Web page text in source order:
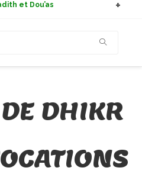
et Dou’as
DHIKR